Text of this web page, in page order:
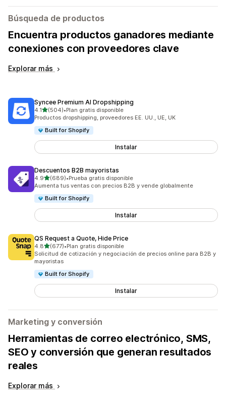
Búsqueda de productos
Encuentra productos ganadores mediante
conexiones con proveedores clave
Explorar más
Syncee Premium AI Dropshipping
4.1de 5 estrellas
(504)
504 reseñas en total
•Plan gratis disponible
Productos dropshipping, proveedores EE. UU., UE, UK
Built for Shopify
Instalar
Descuentos B2B mayoristas
4.9de 5 estrellas
(689)
689 reseñas en total
•Prueba gratis disponible
Aumenta tus ventas con precios B2B y vende globalmente
Built for Shopify
Instalar
QS Request a Quote, Hide Price
4.8de 5 estrellas
(677)
677 reseñas en total
•Plan gratis disponible
Solicitud de cotización y negociación de precios online para B2B y
mayoristas
Built for Shopify
Instalar
Marketing y conversión
Herramientas de correo electrónico, SMS,
SEO y conversión que generan resultados
reales
Explorar más